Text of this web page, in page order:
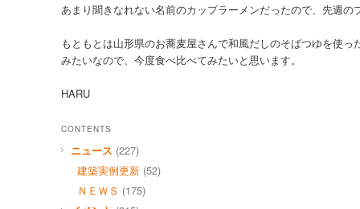
あまり聞きなれない名前のカップラーメンだったので、先週
もともとは山形県のお蕎麦屋さんで和風だしのそばつゆを使
みたいなので、今度食べ比べてみたいと思います。
HARU
CONTENTS
ニュース (227)
建築実例更新 (52)
ＮＥＷＳ (175)